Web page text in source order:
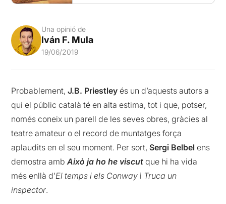
Una opinió de
Iván F. Mula
19/06/2019
Probablement,J.B. Priestley és un d’aquests autors a
qui el públic català té en alta estima, tot i que, potser,
només coneix un parell de les seves obres, gràcies al
teatre amateur o el record de muntatges força
aplaudits en el seu moment. Per sort,Sergi Belbel ens
demostra ambAixò ja ho he viscut que hi ha vida
més enllà d’El temps i els Conway i Truca un
inspector.